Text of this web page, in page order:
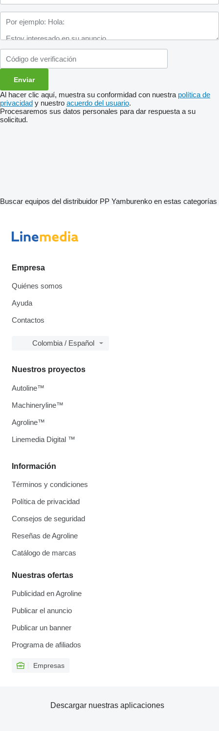
Al hacer clic aquí, muestra su conformidad con nuestra política de
privacidad y nuestro acuerdo del usuario.
Procesaremos sus datos personales para dar respuesta a su
solicitud.
Buscar equipos del distribuidor PP Yamburenko en estas categorías
Empresa
Quiénes somos
Ayuda
Contactos
Colombia / Español
Información
Términos y condiciones
Política de privacidad
Consejos de seguridad
Reseñas de Agroline
Catálogo de marcas
Nuestras ofertas
Publicidad en Agroline
Publicar el anuncio
Publicar un banner
Programa de afiliados
Empresas
Nuestros proyectos
Autoline™
Machineryline™
Agroline™
Linemedia Digital ™
Descargar nuestras aplicaciones